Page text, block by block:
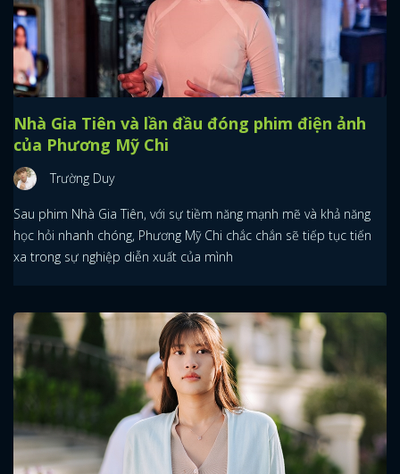
Nhà Gia Tiên và lần đầu đóng phim điện ảnh
của Phương Mỹ Chi
Trường Duy
Sau phim Nhà Gia Tiên, với sự tiềm năng mạnh mẽ và khả năng
học hỏi nhanh chóng, Phương Mỹ Chi chắc chắn sẽ tiếp tục tiến
xa trong sự nghiệp diễn xuất của mình